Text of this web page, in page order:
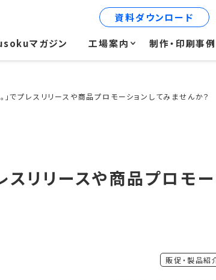
マガジン 工場案内 制作・印刷事例
資料ダウンロード
」でプレスリリースや商品プロモーションしてみませんか？
スリリースや商品プロモー
販促・製品紹